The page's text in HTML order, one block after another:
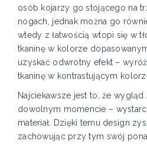
osób kojarzy go stojącego na
nogach, jednak można go
wtedy z łatwością wtopi się w
tkaninę w kolorze
uzyskać odwrotny efekt –
tkaninę w kontrastującym
Najciekawsze jest to, że
dowolnym momencie –
materiał. Dzięki temu design
zachowując przy tym swój